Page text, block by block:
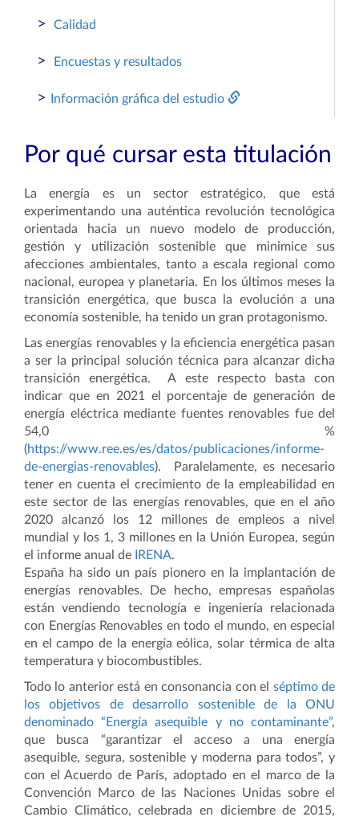
> Calidad
> Encuestas y resultados
> Información gráfica del estudio
Por qué cursar esta titulación
La energía es un sector estratégico, que está
experimentando una auténtica revolución tecnológica
orientada hacia un nuevo modelo de producción,
gestión y utilización sostenible que minimice sus
afecciones ambientales, tanto a escala regional como
nacional, europea y planetaria. En los últimos meses la
transición energética, que busca la evolución a una
economía sostenible, ha tenido un gran protagonismo.
Las energías renovables y la eficiencia energética pasan
a ser la principal solución técnica para alcanzar dicha
transición energética. A este respecto basta con
indicar que en 2021 el porcentaje de generación de
energía eléctrica mediante fuentes renovables fue del
54,0 %
(https://www.ree.es/es/datos/publicaciones/informe-
de-energias-renovables). Paralelamente, es necesario
tener en cuenta el crecimiento de la empleabilidad en
este sector de las energías renovables, que en el año
2020 alcanzó los 12 millones de empleos a nivel
mundial y los 1, 3 millones en la Unión Europea, según
el informe anual de
IRENA.
España ha sido un país pionero en la implantación de
energías renovables. De hecho, empresas españolas
están vendiendo tecnología e ingeniería relacionada
con Energías Renovables en todo el mundo, en especial
en el campo de la energía eólica, solar térmica de alta
temperatura y biocombustibles.
Todo lo anterior está en consonancia con el séptimo de
los objetivos de desarrollo sostenible de la ONU
denominado “Energía asequible y no contaminante”,
que busca “garantizar el acceso a una energía
asequible, segura, sostenible y moderna para todos”, y
con el Acuerdo de París, adoptado en el marco de la
Convención Marco de las Naciones Unidas sobre el
Cambio Climático, celebrada en diciembre de 2015,